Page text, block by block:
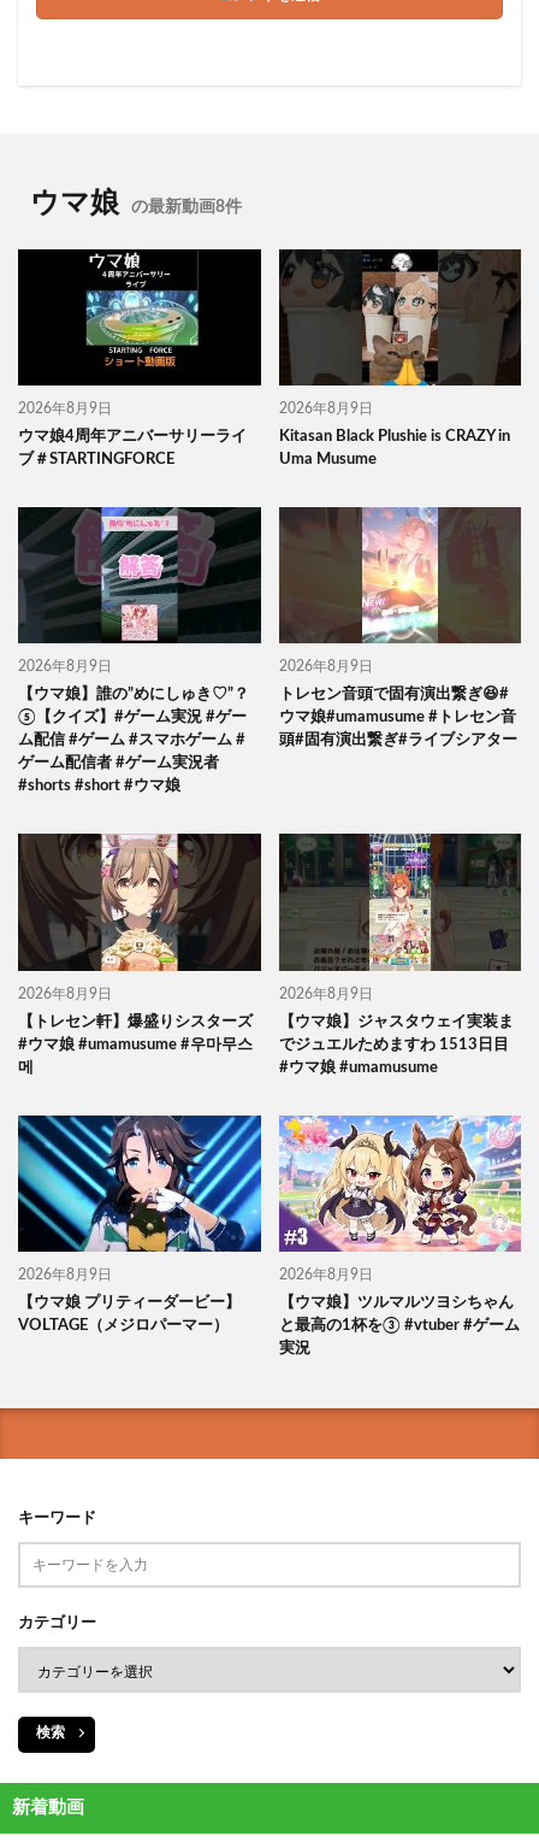
ウマ娘 の最新動画8件
2026年8月9日
ウマ娘4周年アニバーサリーライ
ブ＃STARTINGFORCE
2026年8月9日
Kitasan Black Plushie is CRAZY in
Uma Musume
2026年8月9日
【ウマ娘】誰の”めにしゅき♡”？
⑤【クイズ】#ゲーム実況 #ゲー
ム配信 #ゲーム #スマホゲーム #
ゲーム配信者 #ゲーム実況者
#shorts #short #ウマ娘
2026年8月9日
トレセン音頭で固有演出繋ぎ😆#
ウマ娘#umamusume #トレセン音
頭#固有演出繋ぎ#ライブシアター
2026年8月9日
【トレセン軒】爆盛りシスターズ
#ウマ娘 #umamusume #우마무스
메
2026年8月9日
【ウマ娘】ジャスタウェイ実装ま
でジュエルためますわ 1513日目
#ウマ娘 #umamusume
2026年8月9日
【ウマ娘 プリティーダービー】
VOLTAGE（メジロパーマー）
2026年8月9日
【ウマ娘】ツルマルツヨシちゃん
と最高の1杯を③ #vtuber #ゲーム
実況
キーワード
カテゴリー
検索
新着動画